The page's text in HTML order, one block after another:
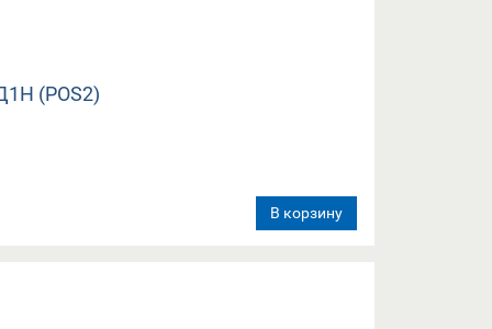
В корзину